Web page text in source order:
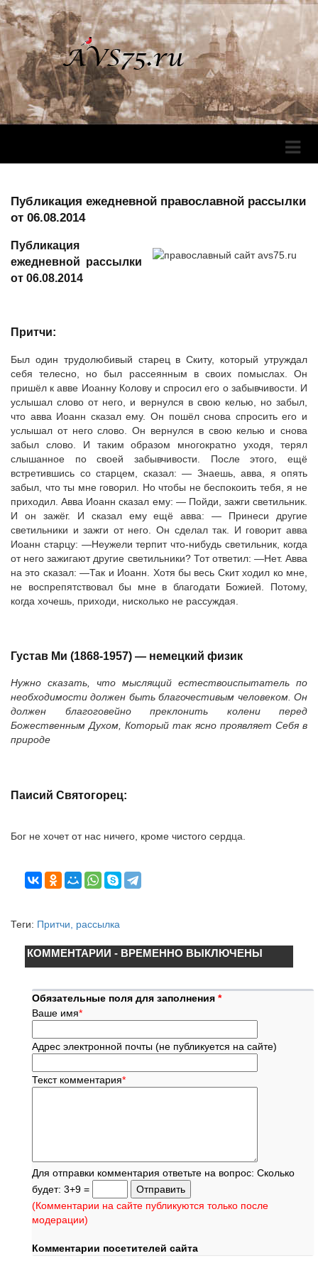
Публикация ежедневной православной рассылки
от 06.08.2014
Публикация
ежедневной рассылки
от 06.08.2014
Притчи:
Был один трудолюбивый старец в Скиту, который утруждал
себя телесно, но был рассеянным в своих помыслах. Он
пришёл к авве Иоанну Колову и спросил его о забывчивости. И
услышал слово от него, и вернулся в свою келью, но забыл,
что авва Иоанн сказал ему. Он пошёл снова спросить его и
услышал от него слово. Он вернулся в свою келью и снова
забыл слово. И таким образом многократно уходя, терял
слышанное по своей забывчивости. После этого, ещё
встретившись со старцем, сказал: — Знаешь, авва, я опять
забыл, что ты мне говорил. Но чтобы не беспокоить тебя, я не
приходил. Авва Иоанн сказал ему: — Пойди, зажги светильник.
И он зажёг. И сказал ему ещё авва: — Принеси другие
светильники и зажги от него. Он сделал так. И говорит авва
Иоанн старцу: —Неужели терпит что-нибудь светильник, когда
от него зажигают другие светильники? Тот ответил: —Нет. Авва
на это сказал: —Так и Иоанн. Хотя бы весь Скит ходил ко мне,
не воспрепятствовал бы мне в благодати Божией. Потому,
когда хочешь, приходи, нисколько не рассуждая.
Густав Ми (1868-1957) — немецкий физик
Нужно сказать, что мыслящий естествоиспытатель по
необходимости должен быть благочестивым человеком. Он
должен благоговейно преклонить колени перед
Божественным Духом, Который так ясно проявляет Себя в
природе
Паисий Святогорец:
Бог не хочет от нас ничего, кроме чистого сердца.
Теги: Притчи, рассылка
КОММЕНТАРИИ - ВРЕМЕННО ВЫКЛЮЧЕНЫ
Обязательные поля для заполнения *
Ваше имя*
Адрес электронной почты (не публикуется на сайте)
Текст комментария*
Для отправки комментария ответьте на вопрос: Сколько
будет: 3+9 =
(Комментарии на сайте публикуются только после
модерации)
Комментарии посетителей сайта